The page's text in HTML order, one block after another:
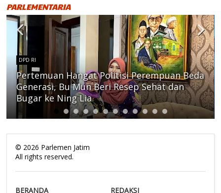
PARLEMENTARIA
DPD RI
Pertemuan Hangat Politisi Perempuan Beda
Generasi, Bu Mun Beri Resep Sehat dan
Bugar ke Ning Lia
© 2026 Parlemen Jatim
All rights reserved.
BERANDA REDAKSI